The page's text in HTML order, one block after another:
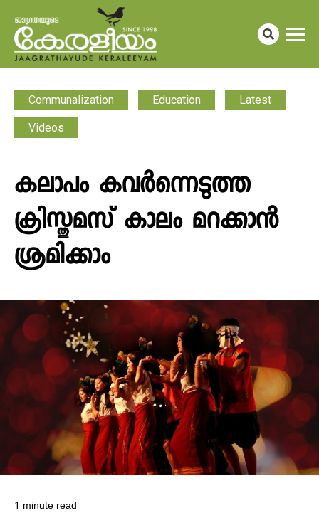
Communalization Education Latest
Videos
കലാപം കവർന്നെടുത്ത
ക്രിസ്തുമസ് കാലം മറക്കാൻ
ശ്രമിക്കാം
1 minute read